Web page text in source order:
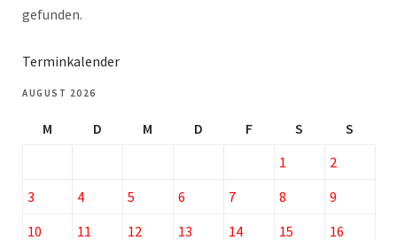
gefunden.
Terminkalender
AUGUST 2026
M D M D F S
S
1
2
3
4 5 6 7 8
9
10
11 12 13 14 15
16